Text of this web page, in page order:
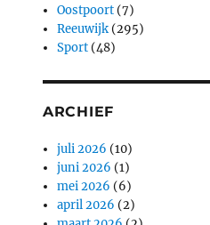
Oostpoort (7)
Reeuwijk (295)
Sport (48)
ARCHIEF
juli 2026 (10)
juni 2026 (1)
mei 2026 (6)
april 2026 (2)